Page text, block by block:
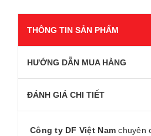
THÔNG TIN SẢN PHẨM
HƯỚNG DẪN MUA HÀNG
ĐÁNH GIÁ CHI TIẾT
Công ty DF Việt Nam chuyên